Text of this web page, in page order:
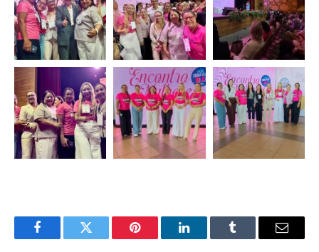
FacebookTwitter Pinterest LinkedInTumblr
E-